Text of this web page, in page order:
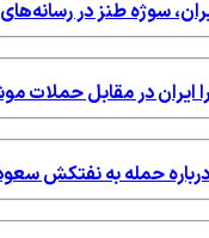
سوژه طنز در رسانه‌های
ایران در مقابل
حمله به نفتکش